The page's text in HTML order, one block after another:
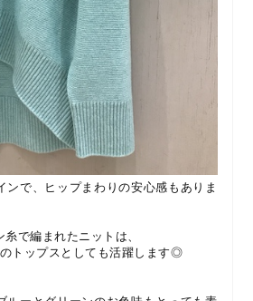
ンで、ヒップまわりの安心感もありま
で編まれたニットは、
トップスとしても活躍します◎